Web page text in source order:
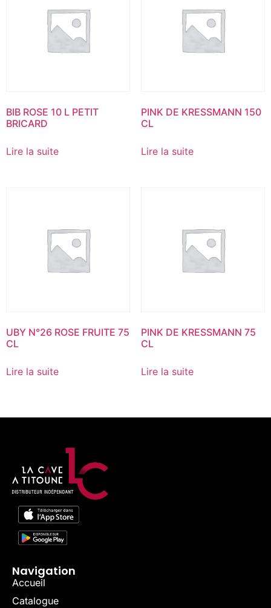
BIB ROSE 10 L PETIT
BRICARD
Lire la suite
PINK DE KRESSMANN 150
CL
Lire la suite
UBY N°26 ROSE FRUITE 75
CL
Lire la suite
PINK DE KRESSMANN 75
CL
Lire la suite
Navigation
Accueil
Catalogue